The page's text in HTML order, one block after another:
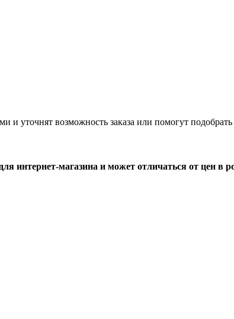
и уточнят возможность заказа или помогут подобрать
интернет-магазина и может отличаться от цен в